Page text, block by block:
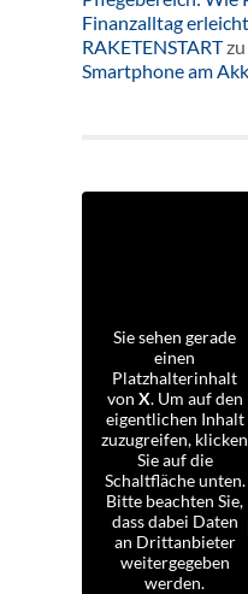
Finanzalltag
RAKETENSTARTzu
Smartphone am
Sie sehen gerade
einen
Platzhalterinhalt
von X. Um auf den
eigentlichen Inhalt
zuzugreifen, klicken
Sie auf die
Schaltfläche unten.
Bitte beachten Sie,
dass dabei Daten
an Drittanbieter
weitergegeben
werden.